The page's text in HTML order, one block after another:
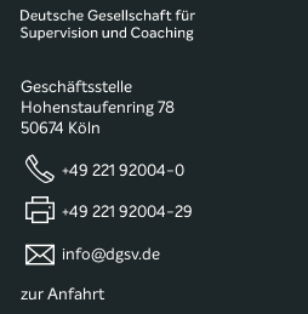
Geschäftsstelle
Hohenstaufenring 78
50674 Köln
+49 221 92004-0
+49 221 92004-29
info@dgsv.de
zur Anfahrt